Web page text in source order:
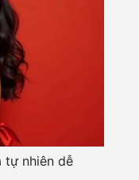
tự nhiên dễ